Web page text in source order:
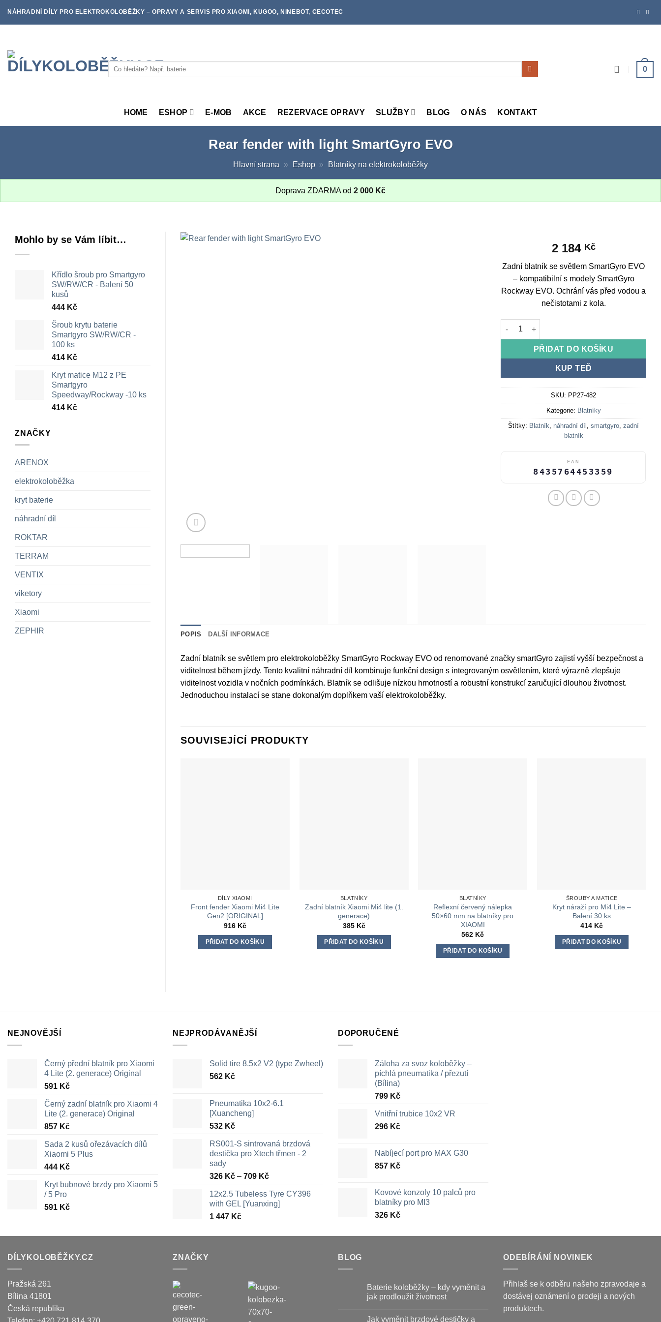
NÁHRADNÍ DÍLY PRO ELEKTROKOLOBĚŽKY – OPRAVY A SERVIS PRO XIAOMI, KUGOO, NINEBOT, CECOTEC
Hledat: 0
HOME ESHOP E-MOB AKCE REZERVACE OPRAVY SLUŽBY BLOG O NÁS KONTAKT
Rear fender with light SmartGyro EVO
Hlavní strana » Eshop » Blatníky na elektrokoloběžky
Doprava ZDARMA od 2 000 Kč
Mohlo by se Vám líbit…
Křídlo šroub pro Smartgyro
SW/RW/CR - Balení 50
kusů
444 Kč
Šroub krytu baterie
Smartgyro SW/RW/CR -
100 ks
414 Kč
Kryt matice M12 z PE
Smartgyro
Speedway/Rockway -10 ks
414 Kč
ZNAČKY
ARENOX
elektrokoloběžka
kryt baterie
náhradní díl
ROKTAR
TERRAM
VENTIX
viketory
Xiaomi
ZEPHIR
2 184 Kč
Zadní blatník se světlem SmartGyro EVO
– kompatibilní s modely SmartGyro
Rockway EVO. Ochrání vás před vodou a
nečistotami z kola.
Rear fender with light SmartGyro EVO množství
PŘIDAT DO KOŠÍKU
KUP TEĎ
SKU: PP27-482
Kategorie: Blatníky
Štítky: Blatník, náhradní díl ,smartgyro,zadní
blatník
EAN
8435764453359
POPIS DALŠÍ INFORMACE
Zadní blatník se světlem pro elektrokoloběžky SmartGyro Rockway EVO od renomované značky smartGyro zajistí vyšší bezpečnost a
viditelnost během jízdy. Tento kvalitní náhradní díl kombinuje funkční design s integrovaným osvětlením, které výrazně zlepšuje
viditelnost vozidla v nočních podmínkách. Blatník se odlišuje nízkou hmotností a robustní konstrukcí zaručující dlouhou životnost.
Jednoduchou instalací se stane dokonalým doplňkem vaší elektrokoloběžky.
SOUVISEJÍCÍ PRODUKTY
DÍLY XIAOMI
Front fender Xiaomi Mi4 Lite
Gen2 [ORIGINAL]
916 Kč
PŘIDAT DO KOŠÍKU
BLATNÍKY
Zadní blatník Xiaomi Mi4 lite (1.
generace)
385 Kč
PŘIDAT DO KOŠÍKU
BLATNÍKY
Reflexní červený nálepka
50×60 mm na blatníky pro
XIAOMI
562 Kč
PŘIDAT DO KOŠÍKU
ŠROUBY A MATICE
Kryt náraží pro Mi4 Lite –
Balení 30 ks
414 Kč
PŘIDAT DO KOŠÍKU
NEJNOVĚJŠÍ
Černý přední blatník pro Xiaomi
4 Lite (2. generace) Original
591 Kč
Černý zadní blatník pro Xiaomi 4
Lite (2. generace) Original
857 Kč
Sada 2 kusů ořezávacích dílů
Xiaomi 5 Plus
444 Kč
Kryt bubnové brzdy pro Xiaomi 5
/ 5 Pro
591 Kč
NEJPRODÁVANĚJŠÍ
Solid tire 8.5x2 V2 (type Zwheel)
562 Kč
Pneumatika 10x2-6.1
[Xuancheng]
532 Kč
RS001-S sintrovaná brzdová
destička pro Xtech třmen - 2
sady
326 Kč – 709 KčRozpětí
326 Kč
až
12x2.5 Tubeless Tyre CY396
with GEL [Yuanxing]
1 447 Kč
DOPORUČENÉ
Záloha za svoz koloběžky –
píchlá pneumatika / přezutí
(Bílina)
799 Kč
Vnitřní trubice 10x2 VR
296 Kč
Nabíjecí port pro MAX G30
857 Kč
Kovové konzoly 10 palců pro
blatníky pro MI3
326 Kč
DÍLYKOLOBĚŽKY.CZ
Pražská 261
Bílina 41801
Česká republika
ZNAČKY BLOG
Baterie koloběžky – kdy vyměnit a
jak prodloužit životnost
Jak vyměnit brzdové destičky a
ODEBÍRÁNÍ NOVINEK
Přihlaš se k odběru našeho zpravodaje a
dostávej oznámení o prodeji a nových
produktech.